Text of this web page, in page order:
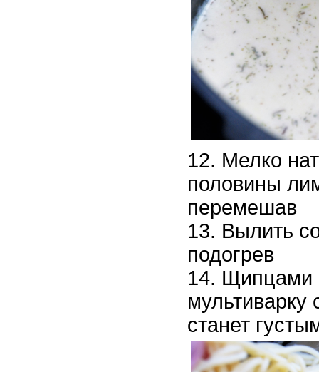
Мелко
половины
перемешав
Вылить
подогрев
Щипцами
станет